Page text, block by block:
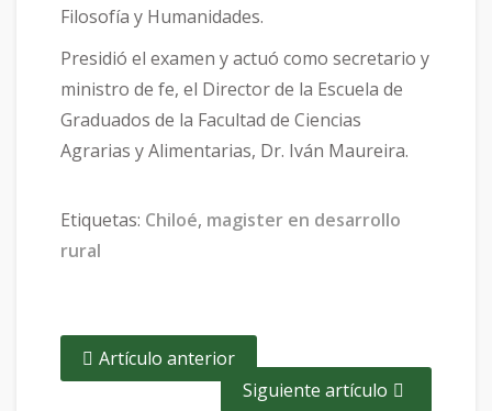
Filosofía y Humanidades.
Presidió el examen y actuó como secretario y
ministro de fe, el Director de la Escuela de
Graduados de la Facultad de Ciencias
Agrarias y Alimentarias, Dr. Iván Maureira.
Etiquetas: Chiloé, magister en desarrollo
rural
Artículo anterior
Siguiente artículo